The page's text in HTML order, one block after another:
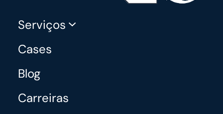
Serviços
Cases
Blog
Carreiras